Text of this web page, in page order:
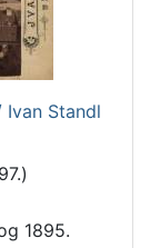
Standl
1895.